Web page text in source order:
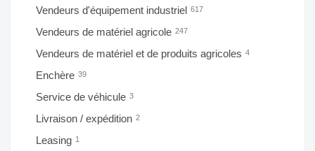
Vendeurs d'équipement industriel 617
Vendeurs de matériel agricole 247
Vendeurs de matériel et de produits agricoles 4
Enchère 39
Service de véhicule 3
Livraison / expédition 2
Leasing 1